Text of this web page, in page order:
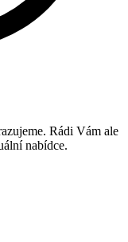
Rádi Vám ale
nabídce.